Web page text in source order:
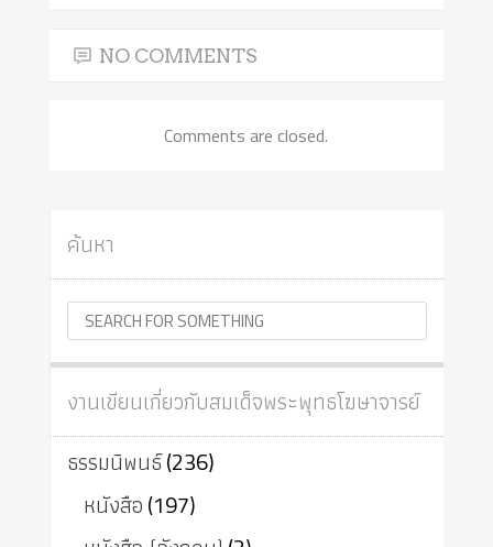
NO COMMENTS
Comments are closed.
ค้นหา
งานเขียนเกี่ยวกับสมเด็จพระพุทธโฆษาจารย์
ธรรมนิพนธ์(236)
หนังสือ(197)